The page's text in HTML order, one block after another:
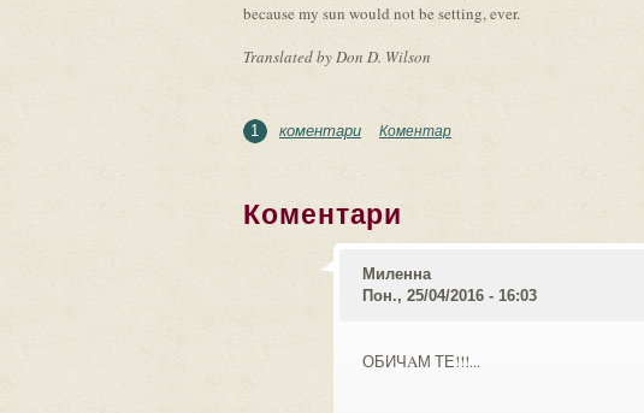
because my sun would not be setting, ever.
Translated by Don D. Wilson
1 коментари Коментар
Коментари
Миленнa
Пон., 25/04/2016 - 16:03
ОБИЧAМ ТЕ!!!...